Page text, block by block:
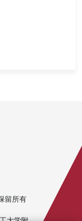
留所有